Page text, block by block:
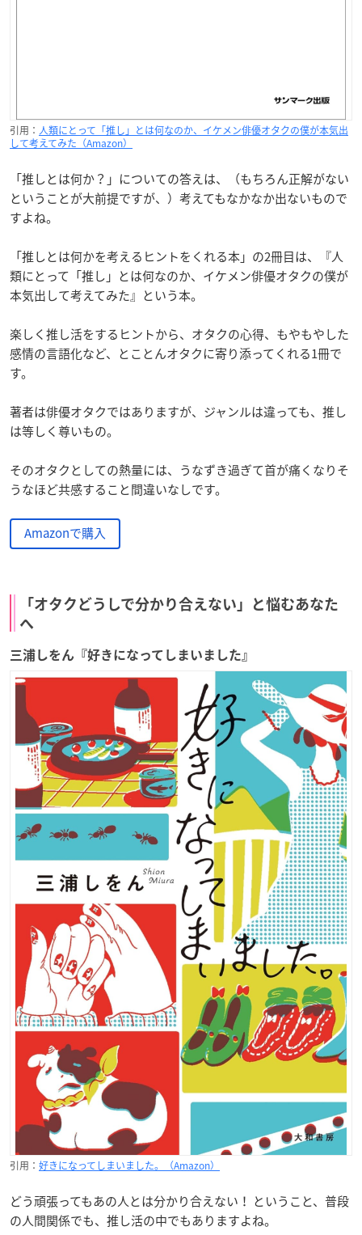
引用： 人類にとって「推し」とは何なのか、イケメン俳優オタクの僕が本気出
して考えてみた（Amazon）
「推しとは何か？」についての答えは、（もちろん正解がない
ということが大前提ですが、）考えてもなかなか出ないもので
すよね。
「推しとは何かを考えるヒントをくれる本」の2冊目は、『人
類にとって「推し」とは何なのか、イケメン俳優オタクの僕が
本気出して考えてみた』という本。
楽しく推し活をするヒントから、オタクの心得、もやもやした
感情の言語化など、とことんオタクに寄り添ってくれる1冊で
す。
著者は俳優オタクではありますが、ジャンルは違っても、推し
は等しく尊いもの。
そのオタクとしての熱量には、うなずき過ぎて首が痛くなりそ
うなほど共感すること間違いなしです。
Amazonで購入
「オタクどうしで分かり合えない」と悩むあなた
へ
三浦しをん『好きになってしまいました』
引用： 好きになってしまいました。（Amazon）
どう頑張ってもあの人とは分かり合えない！ ということ、普段
の人間関係でも、推し活の中でもありますよね。